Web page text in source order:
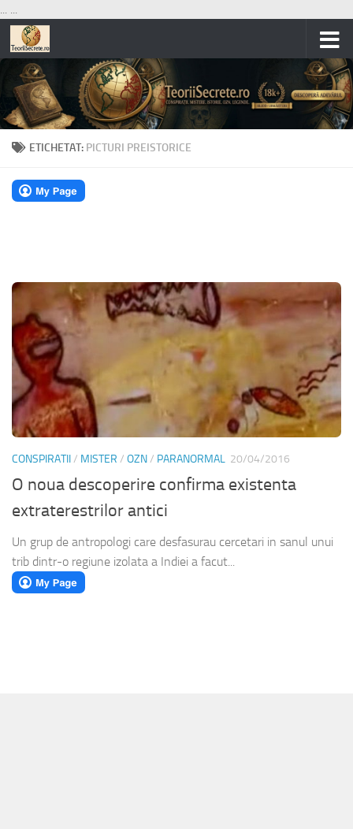
... ...
Skip to content
ETICHETAT: PICTURI PREISTORICE
CONSPIRATII/ MISTER / OZN/ PARANORMAL 20/04/2016
O noua descoperire confirma existenta
extraterestrilor antici
Un grup de antropologi care desfasurau cercetari in sanul unui
trib dintr-o regiune izolata a Indiei a facut...